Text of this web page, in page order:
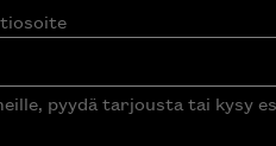
(Pakollinen)